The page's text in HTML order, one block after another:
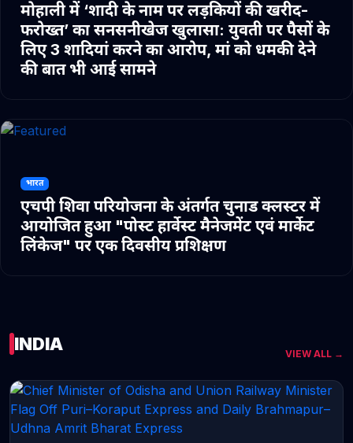
मोहाली में ‘शादी के नाम पर लड़कियों की खरीद-
फरोख्त’ का सनसनीखेज खुलासा: युवती पर पैसों के
लिए 3 शादियां करने का आरोप, मां को धमकी देने
की बात भी आई सामने
भारत
एचपी शिवा परियोजना के अंतर्गत चुनाड क्लस्टर में
आयोजित हुआ "पोस्ट हार्वेस्ट मैनेजमेंट एवं मार्केट
लिंकेज" पर एक दिवसीय प्रशिक्षण
INDIA VIEW ALL →